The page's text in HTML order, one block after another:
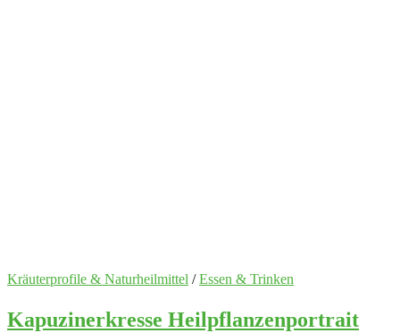
Kräuterprofile & Naturheilmittel /Essen & Trinken
Kapuzinerkresse Heilpflanzenportrait